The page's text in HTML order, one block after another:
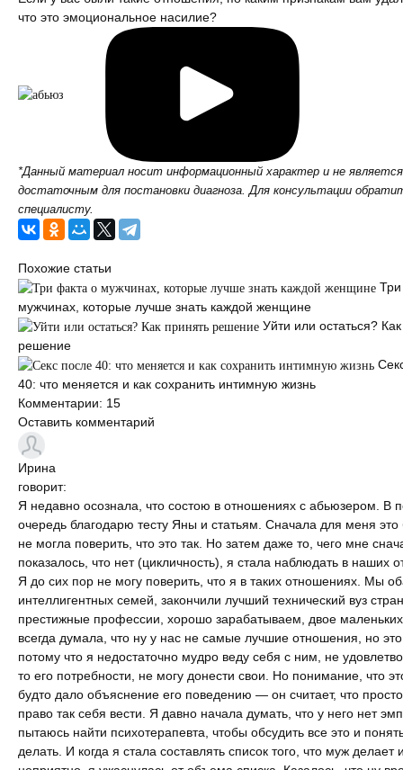
что это эмоциональное насилие?
*Данный материал носит информационный характер и не является
достаточным для постановки диагноза. Для консультации
специалисту.
Похожие статьи
мужчинах, которые лучше знать каждой женщине
Уйти или остаться?
решение
40: что меняется и как сохранить интимную жизнь
Комментарии: 15
Оставить комментарий
Ирина
говорит:
Я недавно осознала, что состою в отношениях с абьюзером. В
очередь благодарю тесту Яны и статьям. Сначала для меня
не могла поверить, что это так. Но затем даже то, чего мне
показалось, что нет (цикличность), я стала наблюдать в наших
Я до сих пор не могу поверить, что я в таких отношениях. Мы
интеллигентных семей, закончили лучший технический вуз
престижные профессии, хорошо зарабатываем, двое
всегда думала, что ну у нас не самые лучшие отношения, но
потому что я недостаточно мудро веду себя с ним, не
то его потребности, не могу донести свои. Но понимание, что
будто дало объяснение его поведению — он считает, что
право так себя вести. Я давно начала думать, что у него нет
пытаюсь найти психотерапевта, чтобы обсудить все это и
делать. И когда я стала составлять список того, что муж делает